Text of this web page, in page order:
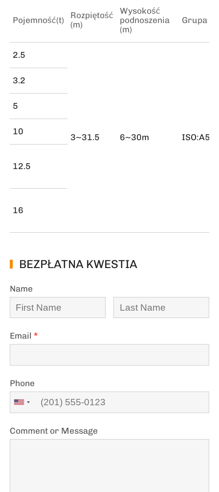
Pojemność(t)
Rozpiętość
(m)
Wysokość
podnoszenia
(m)
Grupa
2.5
3~31.5 6~30m ISO:A5/
3.2
5
10
12.5
16
BEZPŁATNA KWESTIA
Name
Email *
Phone
Comment or Message